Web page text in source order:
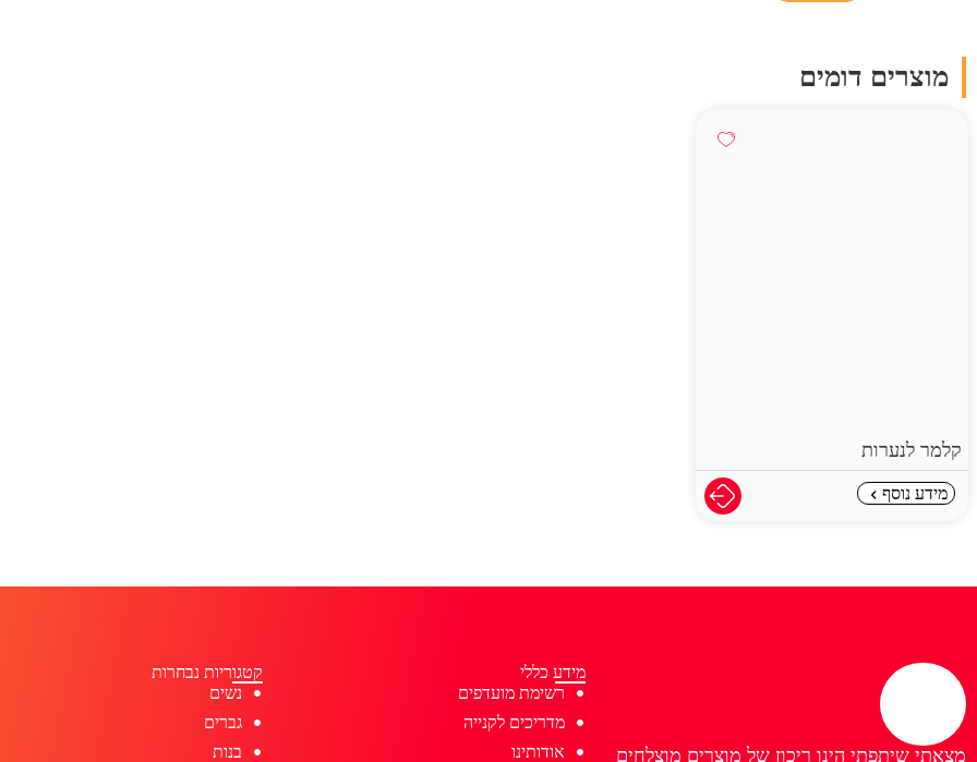
מוצרים דומים
קלמר לנערות
מידע נוסף
מצאתי שיתפתי הינו ריכוז של מוצרים מוצלחים
מידע כללי
רשימת מועדפים
מדריכים לקנייה
אודותינו
קטגוריות נבחרות
נשים
גברים
בנות